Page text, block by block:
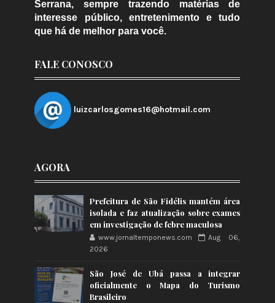
Serrana, sempre trazendo matérias de
interesse público, entretenimento e tudo
que há de melhor para você.
FALE CONOSCO
luizcarlosgomes16@hotmail.com
AGORA
Prefeitura de São Fidélis mantém área
isolada e faz atualização sobre exames
em investigação de febre maculosa
www.jornaltemponews.com
Aug 06,
2026
São José de Ubá passa a integrar
oficialmente o Mapa do Turismo
Brasileiro